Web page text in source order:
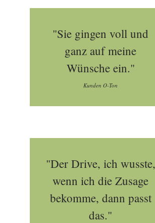
"Sie gingen voll und
ganz auf meine
Wünsche ein."
Kunden O-Ton
"Der Drive, ich wusste,
wenn ich die Zusage
bekomme, dann passt
das."